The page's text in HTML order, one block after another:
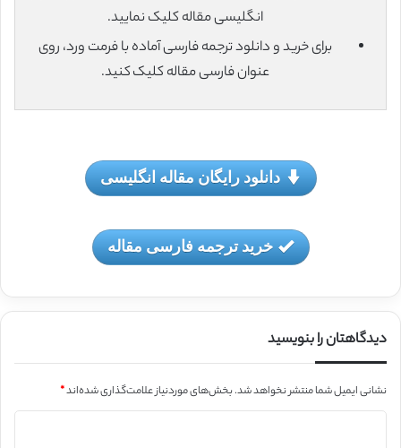
انگلیسی مقاله کلیک نمایید.
برای خرید و دانلود ترجمه فارسی آماده با فرمت ورد، روی
عنوان فارسی مقاله کلیک کنید.
دانلود رایگان مقاله انگلیسی
خرید ترجمه فارسی مقاله
دیدگاهتان را بنویسید
نشانی ایمیل شما منتشر نخواهد شد.بخش‌های موردنیاز علامت‌گذاری شده‌اند*